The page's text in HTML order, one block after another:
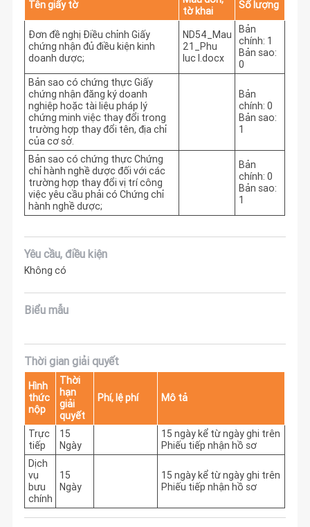
Tên giấy tờ
tờ khai
Số lượng
Đơn đề nghị Điều chỉnh Giấy
chứng nhận đủ điều kiện kinh
doanh dược;
ND54_Mau
21_Phu
luc I.docx
Bản
chính: 1
Bản sao:
0
Bản sao có chứng thực Giấy
chứng nhận đăng ký doanh
nghiệp hoặc tài liệu pháp lý
chứng minh việc thay đổi trong
trường hợp thay đổi tên, địa chỉ
của cơ sở.
Bản
chính: 0
Bản sao:
1
Bản sao có chứng thực Chứng
chỉ hành nghề dược đối với các
trường hợp thay đổi vị trí công
việc yêu cầu phải có Chứng chỉ
hành nghề dược;
Bản
chính: 0
Bản sao:
1
Yêu cầu, điều kiện
Không có
Biểu mẫu
Thời gian giải quyết
Hình
thức
nộp
Thời
hạn
giải
quyết
Phí, lệ phí Mô tả
Trực
tiếp
15
Ngày
15 ngày kể từ ngày ghi trên
Phiếu tiếp nhận hồ sơ
Dịch
vụ
bưu
chính
15
Ngày
15 ngày kể từ ngày ghi trên
Phiếu tiếp nhận hồ sơ